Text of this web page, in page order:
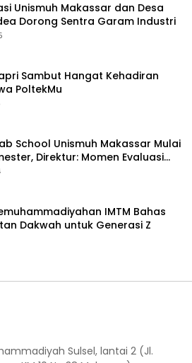
Unismuh Makassar dan Desa
Dorong Sentra Garam Industri
Sambut Hangat Kehadiran
PoltekMu
School Unismuh Makassar Mulai
Direktur: Momen Evaluasi
IMTM Bahas
Dakwah untuk Generasi Z
Sulsel, lantai 2 (Jl.